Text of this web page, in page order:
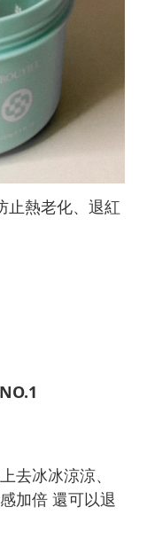
止熱老化、退紅
去冰冰涼涼、
加倍 還可以退